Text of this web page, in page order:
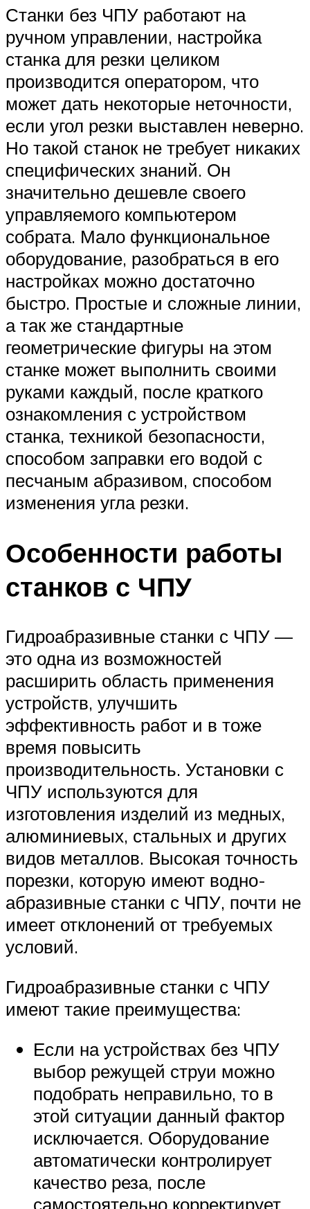
Станки без ЧПУ работают на
ручном управлении, настройка
станка для резки целиком
производится оператором, что
может дать некоторые неточности,
если угол резки выставлен неверно.
Но такой станок не требует никаких
специфических знаний. Он
значительно дешевле своего
управляемого компьютером
собрата. Мало функциональное
оборудование, разобраться в его
настройках можно достаточно
быстро. Простые и сложные линии,
а так же стандартные
геометрические фигуры на этом
станке может выполнить своими
руками каждый, после краткого
ознакомления с устройством
станка, техникой безопасности,
способом заправки его водой с
песчаным абразивом, способом
изменения угла резки.
Особенности работы
станков с ЧПУ
Гидроабразивные станки с ЧПУ —
это одна из возможностей
расширить область применения
устройств, улучшить
эффективность работ и в тоже
время повысить
производительность. Установки с
ЧПУ используются для
изготовления изделий из медных,
алюминиевых, стальных и других
видов металлов. Высокая точность
порезки, которую имеют водно-
абразивные станки с ЧПУ, почти не
имеет отклонений от требуемых
условий.
Гидроабразивные станки с ЧПУ
имеют такие преимущества:
Если на устройствах без ЧПУ
выбор режущей струи можно
подобрать неправильно, то в
этой ситуации данный фактор
исключается. Оборудование
автоматически контролирует
качество реза, после
самостоятельно корректирует